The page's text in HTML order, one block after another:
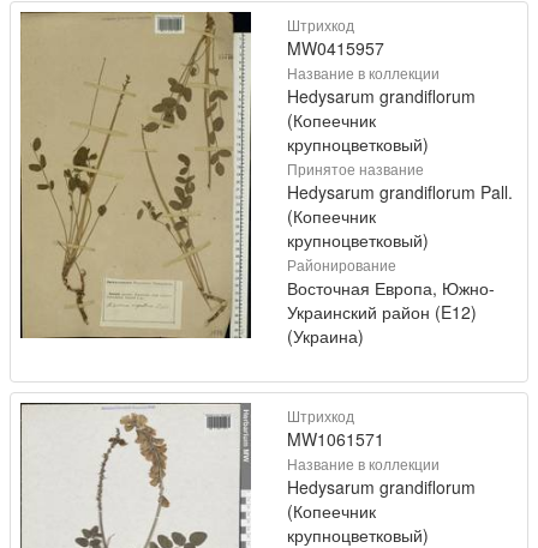
Штрихкод
MW0415957
Название в коллекции
Hedysarum grandiflorum
(Копеечник
крупноцветковый)
Принятое название
Hedysarum grandiflorum Pall.
(Копеечник
крупноцветковый)
Районирование
Восточная Европа, Южно-
Украинский район (E12)
(Украина)
Штрихкод
MW1061571
Название в коллекции
Hedysarum grandiflorum
(Копеечник
крупноцветковый)